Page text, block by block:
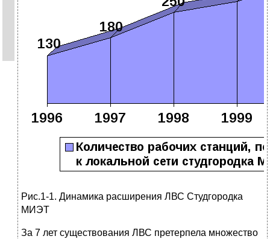
Рис.1-1. Динамика расширения ЛВС Студгородка
МИЭТ
За 7 лет существования ЛВС претерпела множество